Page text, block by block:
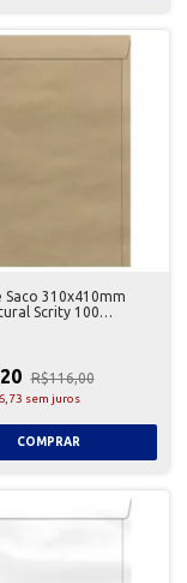
Saco 310x410mm
Scrity 100
R$116,00
sem juros